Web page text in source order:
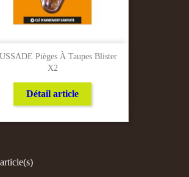
Pièges À Taupes Blister
X2
Détail article